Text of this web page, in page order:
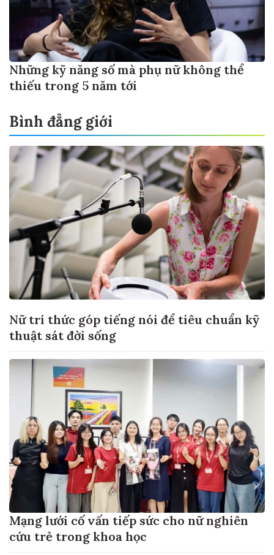
Những kỹ năng số mà phụ nữ không thể
thiếu trong 5 năm tới
Bình đẳng giới
Nữ trí thức góp tiếng nói để tiêu chuẩn kỹ
thuật sát đời sống
Mạng lưới cố vấn tiếp sức cho nữ nghiên
cứu trẻ trong khoa học